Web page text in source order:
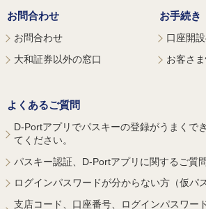
お問合わせ
お問合わせ
大和証券以外の窓口
お手続き
口座開
お客さ
よくあるご質問
D-Portアプリでパスキーの登録がうまくで
てください。
パスキー認証、D-Portアプリに関するご質
ログインパスワードが分からない方（仮パ
支店コード、口座番号、ログインパスワー